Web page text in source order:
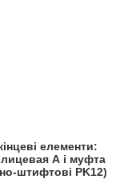
елементи:
А і муфта
штифтові PK12)